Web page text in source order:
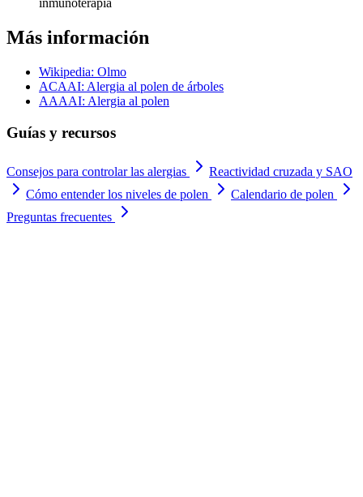
inmunoterapia
Más información
Wikipedia: Olmo
ACAAI: Alergia al polen de árboles
AAAAI: Alergia al polen
Guías y recursos
Consejos para controlar las alergias
Reactividad cruzada y SAO
Cómo entender los niveles de polen
Calendario de polen
Preguntas frecuentes